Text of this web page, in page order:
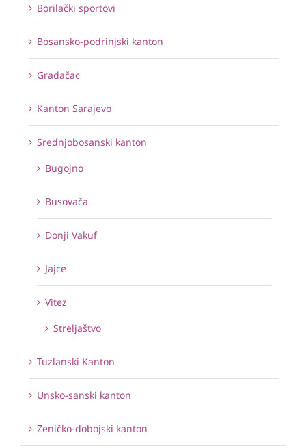
Borilački sportovi
Bosansko-podrinjski kanton
Gradačac
Kanton Sarajevo
Srednjobosanski kanton
Bugojno
Busovača
Donji Vakuf
Jajce
Vitez
Streljaštvo
Tuzlanski Kanton
Unsko-sanski kanton
Zeničko-dobojski kanton